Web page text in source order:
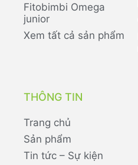
Fitobimbi Omega
junior
Xem tất cả sản phẩm
THÔNG TIN
Trang chủ
Sản phẩm
Tin tức – Sự kiện